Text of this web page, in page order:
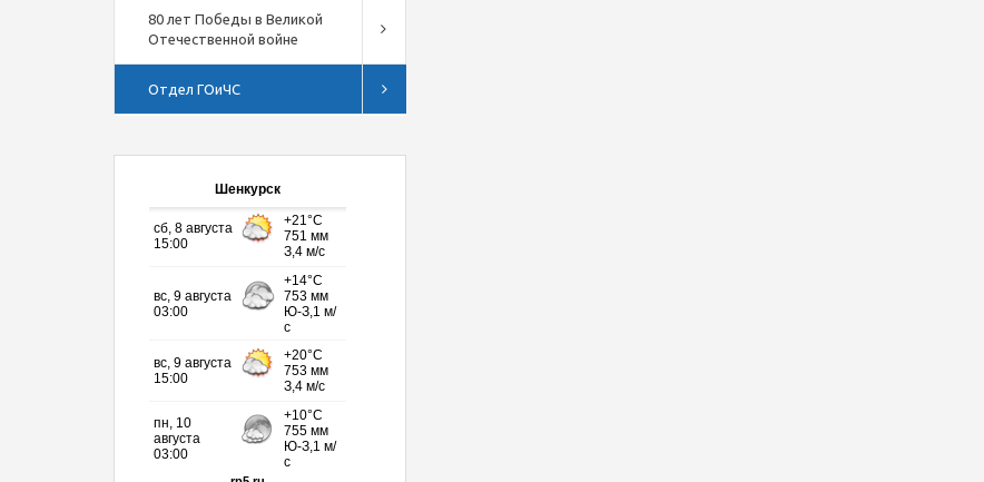
80 лет Победы в Великой
Отечественной войне
Отдел ГОиЧС
Шенкурск